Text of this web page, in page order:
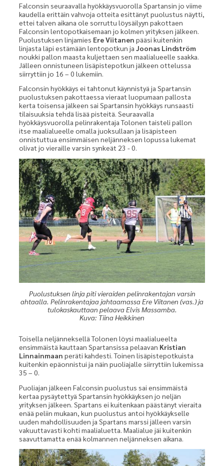
Falconsin seuraavalla hyökkäysvuorolla Spartansin jo viime
kaudella erittäin vahvoja otteita esittänyt puolustus näytti,
ettei talven aikana ole sorruttu löysäilyyn pakottaen
Falconsin lentopotkaisemaan jo kolmen yrityksen jälkeen.
Puolustuksen linjamies Ere Viitanen pääsi kuitenkin
linjasta läpi estämään lentopotkun ja Joonas Lindström
noukki pallon maasta kuljettaen sen maalialueelle saakka.
Jälleen onnistuneen lisäpistepotkun jälkeen ottelussa
siirryttiin jo 16 – 0 lukemiin.
Falconsin hyökkäys ei tahtonut käynnistyä ja Spartansin
puolustuksen pakottaessa vieraat luopumaan pallosta
kerta toisensa jälkeen sai Spartansin hyökkäys runsaasti
tilaisuuksia tehdä lisää pisteitä. Seuraavalla
hyökkäysvuorolla pelinrakentaja Tolonen taisteli pallon
itse maalialueelle omalla juoksullaan ja lisäpisteen
onnistuttua ensimmäisen neljänneksen lopussa lukemat
olivat jo vieraille varsin synkeät 23 - 0.
Puolustuksen linja piti vieraiden pelinrakentajan varsin
ahtaalla. Pelinrakentajaa jahtaamassa Ere Viitanen (vas.) ja
tulokaskauttaan pelaava Elvis Massamba.
Kuva: Tiina Heikkinen
Toisella neljänneksellä Tolonen löysi maalialueelta
ensimmäistä kauttaan Spartansissa pelaavan Kristian
Linnainmaan peräti kahdesti. Toinen lisäpistepotkuista
kuitenkin epäonnistui ja näin puoliajalle siirryttiin lukemissa
35 – 0.
Puoliajan jälkeen Falconsin puolustus sai ensimmäistä
kertaa pysäytettyä Spartansin hyökkäyksen jo neljän
yrityksen jälkeen. Spartans ei kuitenkaan päästänyt vieraita
enää peliin mukaan, kun puolustus antoi hyökkäykselle
uuden mahdollisuuden ja Spartans marssi jälleen varsin
vakuuttavasti kohti maalialuetta. Maalialue jäi kuitenkin
saavuttamatta enää kolmannen neljänneksen aikana.